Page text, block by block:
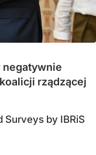
negatywnie
rządzącej
Surveys by IBRiS